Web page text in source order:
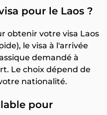
pour le Laos ?
obtenir votre visa Laos
le visa à l'arrivée
demandé à
Le choix dépend de
nationalité.
pour